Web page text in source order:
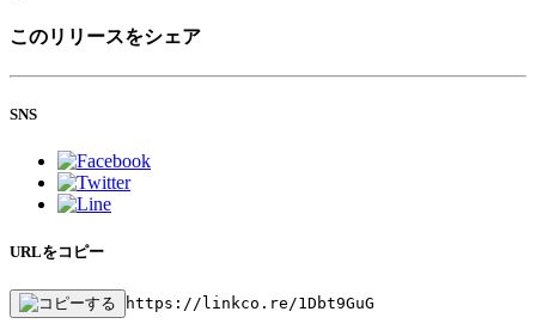
このリリースをシェア
SNS
URLをコピー
https://linkco.re/1Dbt9GuG